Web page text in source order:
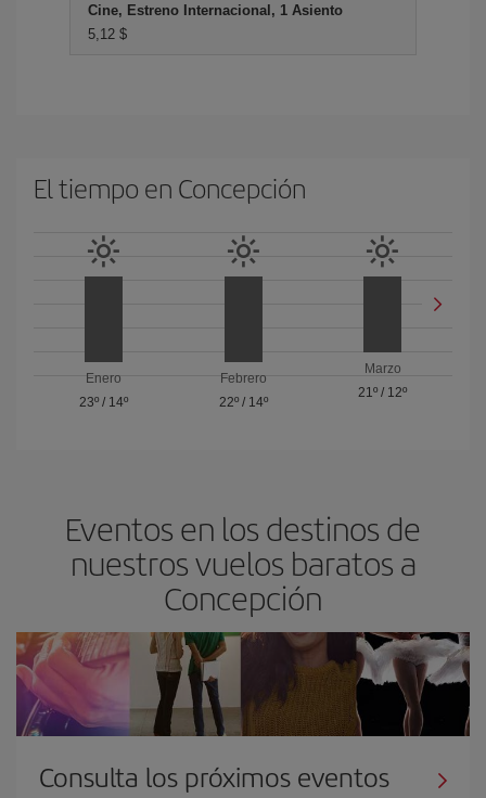
Cine, Estreno Internacional, 1 Asiento
5,12 $
El tiempo en Concepción
Enero
23º/ 14º
Febrero
22º/ 14º
Marzo
21º / 12º
Eventos en los destinos de
nuestros vuelos baratos a
Concepción
Consulta los próximos eventos